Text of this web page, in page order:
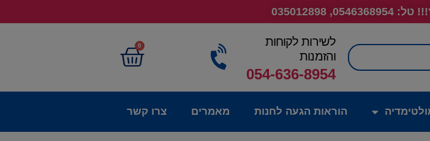
035012898
חיפוש
לשירות לקוחות
והזמנות
054-636-8954
0
הוראות הגעה לחנות מאמרים צרו קשר